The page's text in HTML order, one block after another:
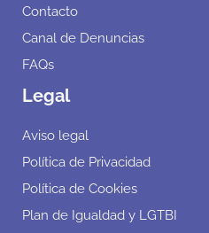
Contacto
Canal de Denuncias
FAQs
Legal
Aviso legal
Política de Privacidad
Política de Cookies
Plan de Igualdad y LGTBI